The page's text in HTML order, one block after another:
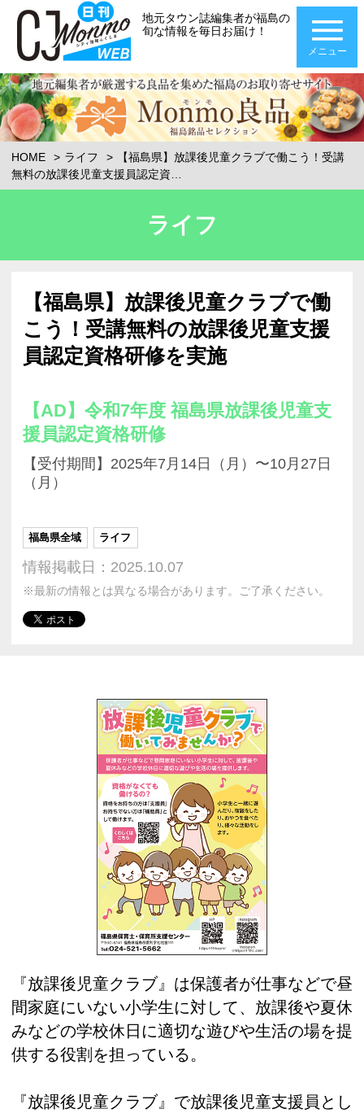
地元タウン誌編集者が福島の
旬な情報を毎日お届け！
メニュー
HOME ライフ
【福島県】放課後児童クラブで働こう！受講
無料の放課後児童支援員認定資…
ライフ
【福島県】放課後児童クラブで働
こう！受講無料の放課後児童支援
員認定資格研修を実施
【AD】令和7年度 福島県放課後児童支
援員認定資格研修
【受付期間】2025年7月14日（月）〜10月27日
（月）
福島県全域 ライフ
情報掲載日：2025.10.07
※最新の情報とは異なる場合があります。ご了承ください。
『放課後児童クラブ』は保護者が仕事などで昼
間家庭にいない小学生に対して、放課後や夏休
みなどの学校休日に適切な遊びや生活の場を提
供する役割を担っている。
『放課後児童クラブ』で放課後児童支援員とし